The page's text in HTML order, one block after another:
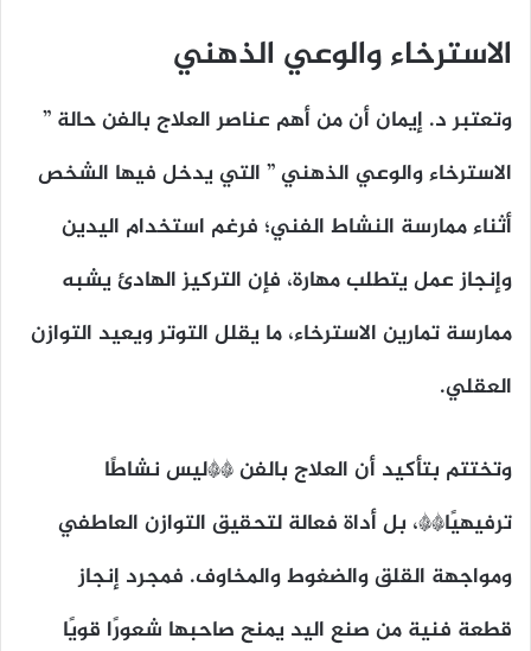
الاسترخاء والوعي الذهني
وتعتبر د. إيمان أن من أهم عناصر العلاج بالفن حالة ”
الاسترخاء والوعي الذهني ” التي يدخل فيها الشخص
أثناء ممارسة النشاط الفني؛ فرغم استخدام اليدين
وإنجاز عمل يتطلب مهارة، فإن التركيز الهادئ يشبه
ممارسة تمارين الاسترخاء، ما يقلل التوتر ويعيد التوازن
العقلي.
وتختتم بتأكيد أن العلاج بالفن **ليس نشاطًا
ترفيهيًا**، بل أداة فعالة لتحقيق التوازن العاطفي
ومواجهة القلق والضغوط والمخاوف. فمجرد إنجاز
قطعة فنية من صنع اليد يمنح صاحبها شعورًا قويًا